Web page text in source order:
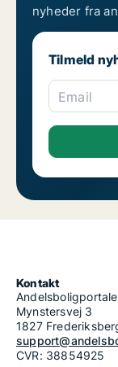
nyheder fra
Tilmeld
Email
Kontakt
Mynstersvej 3
1827
CVR: 38854925